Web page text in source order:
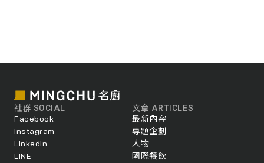
社群 SOCIAL
Facebook
Instagram
LinkedIn
LINE
文章 ARTICLES
最新內容
專題企劃
人物
國際餐飲